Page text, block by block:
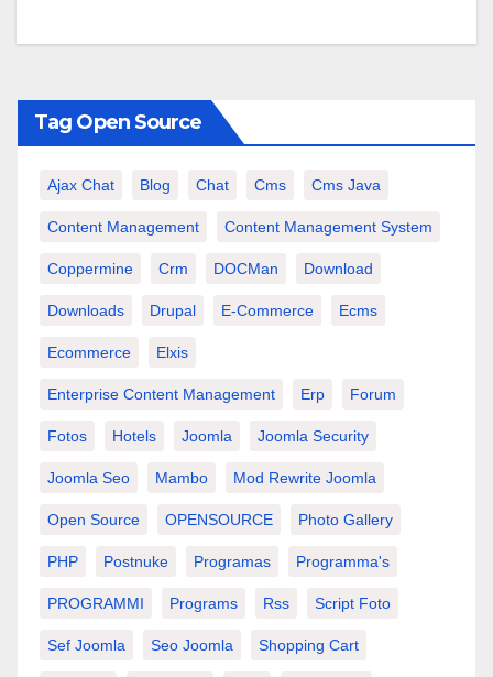
Tag Open Source
Ajax Chat Blog Chat Cms Cms Java
Content Management Content Management System
Coppermine Crm DOCMan Download
Downloads Drupal E-Commerce Ecms
Ecommerce Elxis
Enterprise Content Management Erp Forum
Fotos Hotels Joomla Joomla Security
Joomla Seo Mambo Mod Rewrite Joomla
Open Source OPENSOURCE Photo Gallery
PHP Postnuke Programas Programma's
PROGRAMMI Programs Rss Script Foto
Sef Joomla Seo Joomla Shopping Cart